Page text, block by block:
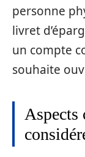
personne
livret
un compte
souhaite
Aspects